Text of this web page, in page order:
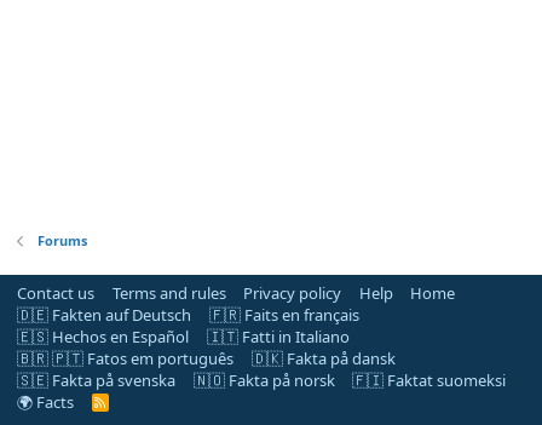
Forums
Contact us Terms and rules Privacy policy Help
Home
🇩🇪 Fakten auf Deutsch
🇫🇷 Faits en français
🇪🇸 Hechos en Español
🇮🇹 Fatti in Italiano
🇧🇷 🇵🇹 Fatos em português
🇩🇰 Fakta på dansk
🇸🇪 Fakta på svenska
🇳🇴 Fakta på norsk
🇫🇮 Faktat suomeksi
🌍 Facts
R